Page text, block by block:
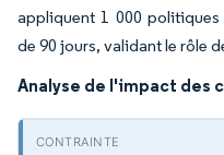
appliquent 1 000
de 90 jours, validant le rôle
Analyse de l'impact des